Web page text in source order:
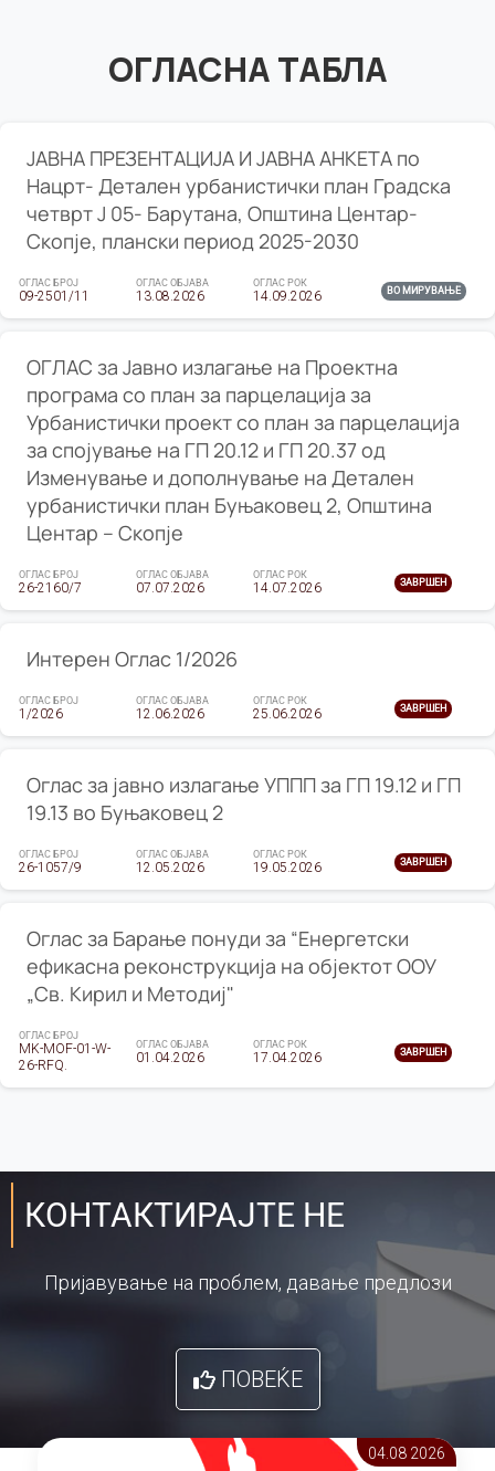
ОГЛАСНА ТАБЛА
ЈАВНА ПРЕЗЕНТАЦИЈА И ЈАВНА АНКЕТА по
Нацрт- Детален урбанистички план Градска
четврт Ј 05- Барутана, Општина Центар-
Скопје, плански период 2025-2030
ОГЛАС БРОЈ
09-2501/11
ОГЛАС ОБЈАВА
13.08.2026
ОГЛАС РОК
14.09.2026 ВО МИРУВАЊЕ
ОГЛАС за Јавно излагање на Проектна
програма со план за парцелација за
Урбанистички проект со план за парцелација
за спојување на ГП 20.12 и ГП 20.37 од
Изменување и дополнување на Детален
урбанистички план Буњаковец 2, Општина
Центар – Скопје
ОГЛАС БРОЈ
26-2160/7
ОГЛАС ОБЈАВА
07.07.2026
ОГЛАС РОК
14.07.2026 ЗАВРШЕН
Интерен Оглас 1/2026
ОГЛАС БРОЈ
1/2026
ОГЛАС ОБЈАВА
12.06.2026
ОГЛАС РОК
25.06.2026 ЗАВРШЕН
Оглас за јавно излагање УППП за ГП 19.12 и ГП
19.13 во Буњаковец 2
ОГЛАС БРОЈ
26-1057/9
ОГЛАС ОБЈАВА
12.05.2026
ОГЛАС РОК
19.05.2026 ЗАВРШЕН
Оглас за Барање понуди за “Енергетски
ефикасна реконструкција на објектот ООУ
„Св. Кирил и Методиј"
ОГЛАС БРОЈ
MK-MOF-01-W-
26-RFQ.
ОГЛАС ОБЈАВА
01.04.2026
ОГЛАС РОК
17.04.2026 ЗАВРШЕН
КОНТАКТИРАЈТЕ НЕ
Пријавување на проблем, давање предлози
ПОВЕЌЕ
04.08 2026